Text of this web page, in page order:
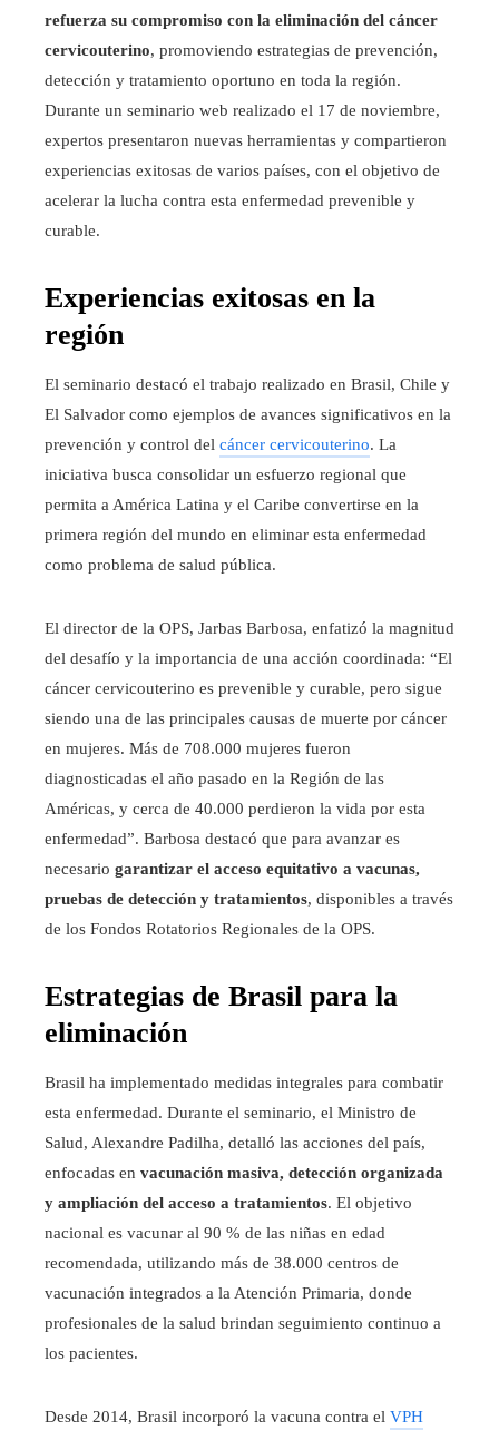
refuerza su compromiso con la eliminación del cáncer
cervicouterino, promoviendo estrategias de prevención,
detección y tratamiento oportuno en toda la región.
Durante un seminario web realizado el 17 de noviembre,
expertos presentaron nuevas herramientas y compartieron
experiencias exitosas de varios países, con el objetivo de
acelerar la lucha contra esta enfermedad prevenible y
curable.
Experiencias exitosas en la
región
El seminario destacó el trabajo realizado en Brasil, Chile y
El Salvador como ejemplos de avances significativos en la
prevención y control del cáncer cervicouterino. La
iniciativa busca consolidar un esfuerzo regional que
permita a América Latina y el Caribe convertirse en la
primera región del mundo en eliminar esta enfermedad
como problema de salud pública.
El director de la OPS, Jarbas Barbosa, enfatizó la magnitud
del desafío y la importancia de una acción coordinada: “El
cáncer cervicouterino es prevenible y curable, pero sigue
siendo una de las principales causas de muerte por cáncer
en mujeres. Más de 708.000 mujeres fueron
diagnosticadas el año pasado en la Región de las
Américas, y cerca de 40.000 perdieron la vida por esta
enfermedad”. Barbosa destacó que para avanzar es
necesario garantizar el acceso equitativo a vacunas,
pruebas de detección y tratamientos, disponibles a través
de los Fondos Rotatorios Regionales de la OPS.
Estrategias de Brasil para la
eliminación
Brasil ha implementado medidas integrales para combatir
esta enfermedad. Durante el seminario, el Ministro de
Salud, Alexandre Padilha, detalló las acciones del país,
enfocadas en vacunación masiva, detección organizada
y ampliación del acceso a tratamientos. El objetivo
nacional es vacunar al 90 % de las niñas en edad
recomendada, utilizando más de 38.000 centros de
vacunación integrados a la Atención Primaria, donde
profesionales de la salud brindan seguimiento continuo a
los pacientes.
Desde 2014, Brasil incorporó la vacuna contra el VPH